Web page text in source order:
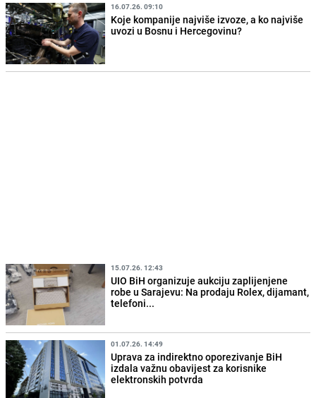
16.07.26. 09:10
Koje kompanije najviše izvoze, a ko najviše
uvozi u Bosnu i Hercegovinu?
15.07.26. 12:43
UIO BiH organizuje aukciju zaplijenjene
robe u Sarajevu: Na prodaju Rolex, dijamant,
telefoni...
01.07.26. 14:49
Uprava za indirektno oporezivanje BiH
izdala važnu obavijest za korisnike
elektronskih potvrda